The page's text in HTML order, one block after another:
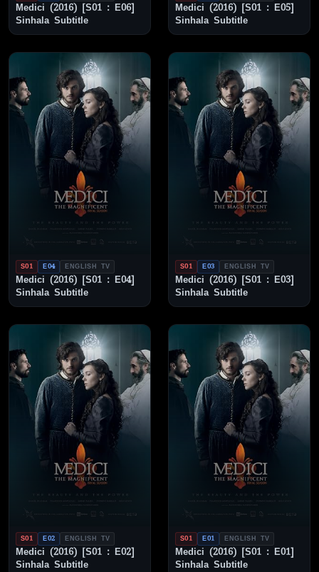
Medici (2016) [S01 : E06]
Sinhala Subtitle
Medici (2016) [S01 : E05]
Sinhala Subtitle
S01 E04 ENGLISH TV
Medici (2016) [S01 : E04]
Sinhala Subtitle
S01 E03 ENGLISH TV
Medici (2016) [S01 : E03]
Sinhala Subtitle
S01 E02 ENGLISH TV
Medici (2016) [S01 : E02]
Sinhala Subtitle
S01 E01 ENGLISH TV
Medici (2016) [S01 : E01]
Sinhala Subtitle